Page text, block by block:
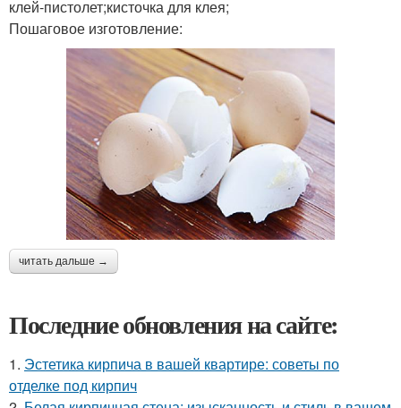
клей-пистолет;кисточка для клея;
Пошаговое изготовление:
читать дальше →
Последние обновления на сайте:
1. Эстетика кирпича в вашей квартире: советы по
отделке под кирпич